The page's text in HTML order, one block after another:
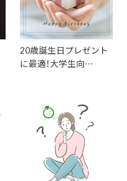
20歳誕生日プレゼント
に最適！大学生向…